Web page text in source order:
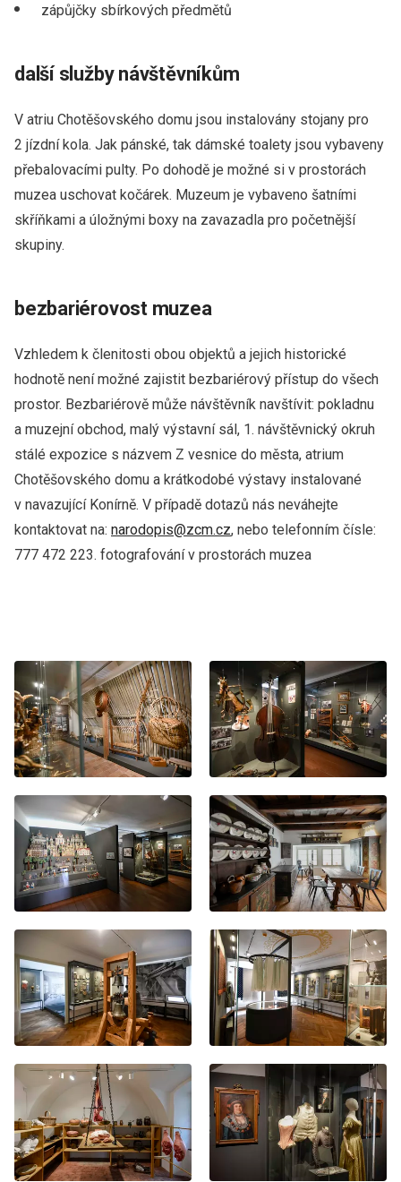
zápůjčky sbírkových předmětů
další služby návštěvníkům
V atriu Chotěšovského domu jsou instalovány stojany pro
2 jízdní kola. Jak pánské, tak dámské toalety jsou vybaveny
přebalovacími pulty. Po dohodě je možné si v prostorách
muzea uschovat kočárek. Muzeum je vybaveno šatními
skříňkami a úložnými boxy na zavazadla pro početnější
skupiny.
bezbariérovost muzea
Vzhledem k členitosti obou objektů a jejich historické
hodnotě není možné zajistit bezbariérový přístup do všech
prostor. Bezbariérově může návštěvník navštívit: pokladnu
a muzejní obchod, malý výstavní sál, 1. návštěvnický okruh
stálé expozice s názvem Z vesnice do města, atrium
Chotěšovského domu a krátkodobé výstavy instalované
v navazující Konírně. V případě dotazů nás neváhejte
kontaktovat na: narodopis@zcm.cz, nebo telefonním čísle:
777 472 223. fotografování v prostorách muzea